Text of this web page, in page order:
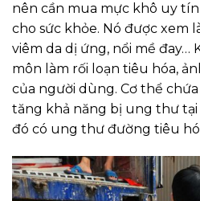
nên cần mua mực khô uy
cho sức khỏe. Nó được xem
viêm da dị ứng, nổi mề đay…
môn làm rối loạn tiêu hóa,
của người dùng. Cơ thể
tăng khả năng bị ung thư
đó có ung thư đường tiêu